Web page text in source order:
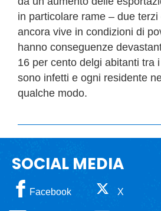
in particolare rame – due
ancora vive in condizioni di
hanno conseguenze
16 per cento delgi abitanti tra
sono infetti e ogni residente
qualche modo.
SOCIAL MEDIA
Facebook X